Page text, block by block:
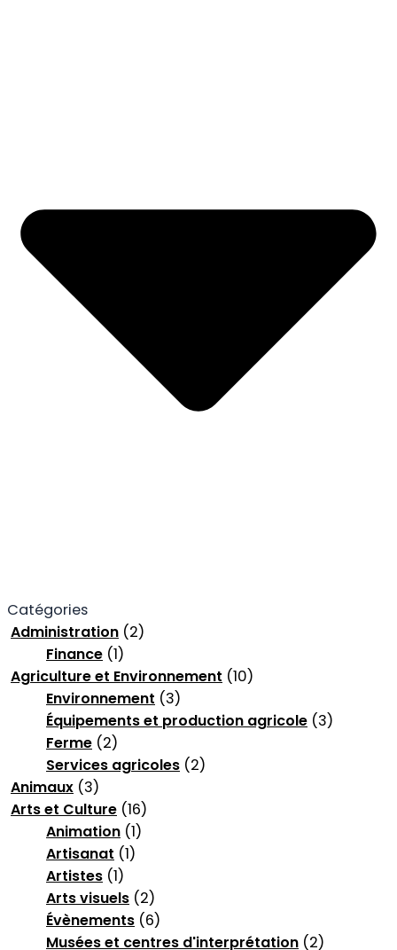
Catégories
Administration (2)
Finance (1)
Agriculture et Environnement (10)
Environnement (3)
Équipements et production agricole (3)
Ferme (2)
Services agricoles (2)
Animaux (3)
Arts et Culture (16)
Animation (1)
Artisanat (1)
Artistes (1)
Arts visuels (2)
Évènements (6)
Musées et centres d'interprétation (2)